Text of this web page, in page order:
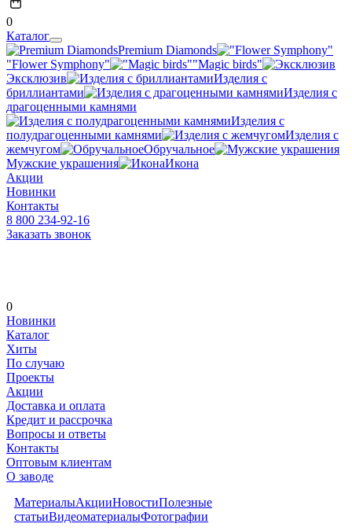
0
Каталог
Premium Diamonds
"Flower Symphony"
"Magic birds"
Эксклюзив
Изделия с
бриллиантами
Изделия с
драгоценными камнями
Изделия с
полудрагоценными камнями
Изделия с
жемчугом
Обручальное
Мужские украшения
Икона
Акции
Новинки
Контакты
8 800 234-92-16
Заказать звонок
0
Новинки
Каталог
Хиты
По случаю
Проекты
Акции
Доставка и оплата
Кредит и рассрочка
Вопросы и ответы
Контакты
Оптовым клиентам
О заводе
МатериалыАкцииНовостиПолезные
статьиВидеоматериалыФотографии